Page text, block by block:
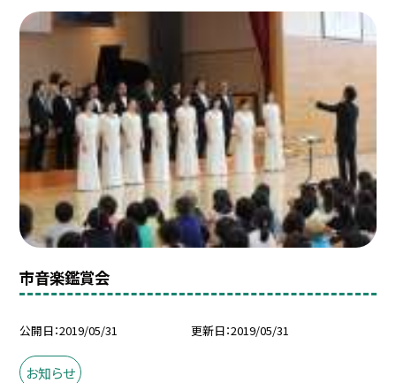
市音楽鑑賞会
公開日 2019/05/31 更新日 2019/05/31
お知らせ